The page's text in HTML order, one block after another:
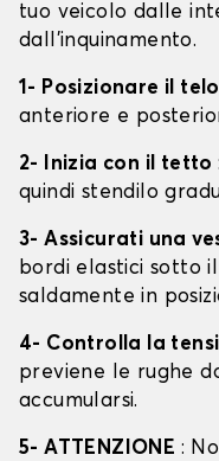
tuo veicolo dalle
dall'inquinamento.
1- Posizionare il
anteriore e
2- Inizia con il tetto
quindi stendilo
3- Assicurati una
bordi elastici sotto
saldamente in
4- Controlla la
previene le rughe
accumularsi.
5- ATTENZIONE :